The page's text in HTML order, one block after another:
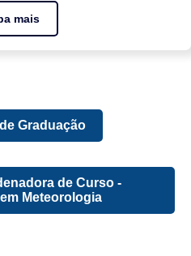
mais
Graduação
de Curso -
Meteorologia